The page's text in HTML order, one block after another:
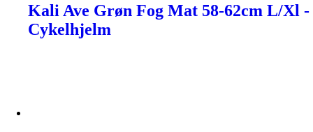
Kali Ave Grøn Fog Mat 58-62cm L/Xl -
Cykelhjelm